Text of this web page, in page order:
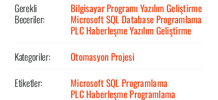
Gerekli
Beceriler:
Bilgisayar Programı Yazılım Geliştirme
Microsoft SQL Database Programlama
PLC Haberleşme Yazılım Geliştirme
Kategoriler:
Otomasyon Projesi
Etiketler:
Microsoft SQL Programlama
PLC Haberleşme Programlama